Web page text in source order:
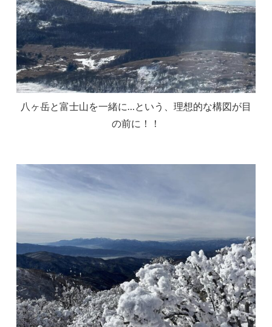
八ヶ岳と富士山を一緒に…という、理想的な構図が目
の前に！！